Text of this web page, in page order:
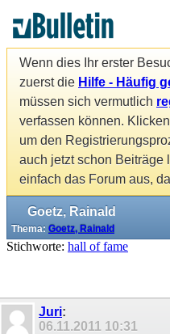
Wenn dies Ihr erster
zuerst die Hilfe - Häufig
müssen sich vermutlich
verfassen können.
um den
auch jetzt schon Beiträge
einfach das Forum aus,
Goetz, Rainald
Thema: Goetz, Rainald
Stichworte: hall of fame
Juri:
06.11.2011 10:31